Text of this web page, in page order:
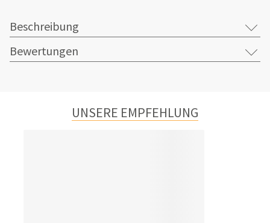
Beschreibung
Bewertungen
UNSERE EMPFEHLUNG